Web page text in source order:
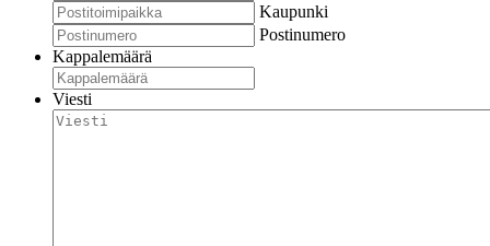
Kaupunki
Postinumero
Kappalemäärä
Viesti